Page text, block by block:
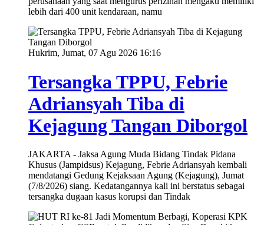
lebih dari 400 unit kendaraan, namu
Hukrim, Jumat, 07 Agu 2026 16:16
Tersangka TPPU, Febrie
Adriansyah Tiba di
Kejagung Tangan Diborgol
JAKARTA - Jaksa Agung Muda Bidang Tindak Pidana
Khusus (Jampidsus) Kejagung, Febrie Adriansyah kembali
mendatangi Gedung Kejaksaan Agung (Kejagung), Jumat
(7/8/2026) siang. Kedatangannya kali ini berstatus sebagai
tersangka dugaan kasus korupsi dan Tindak